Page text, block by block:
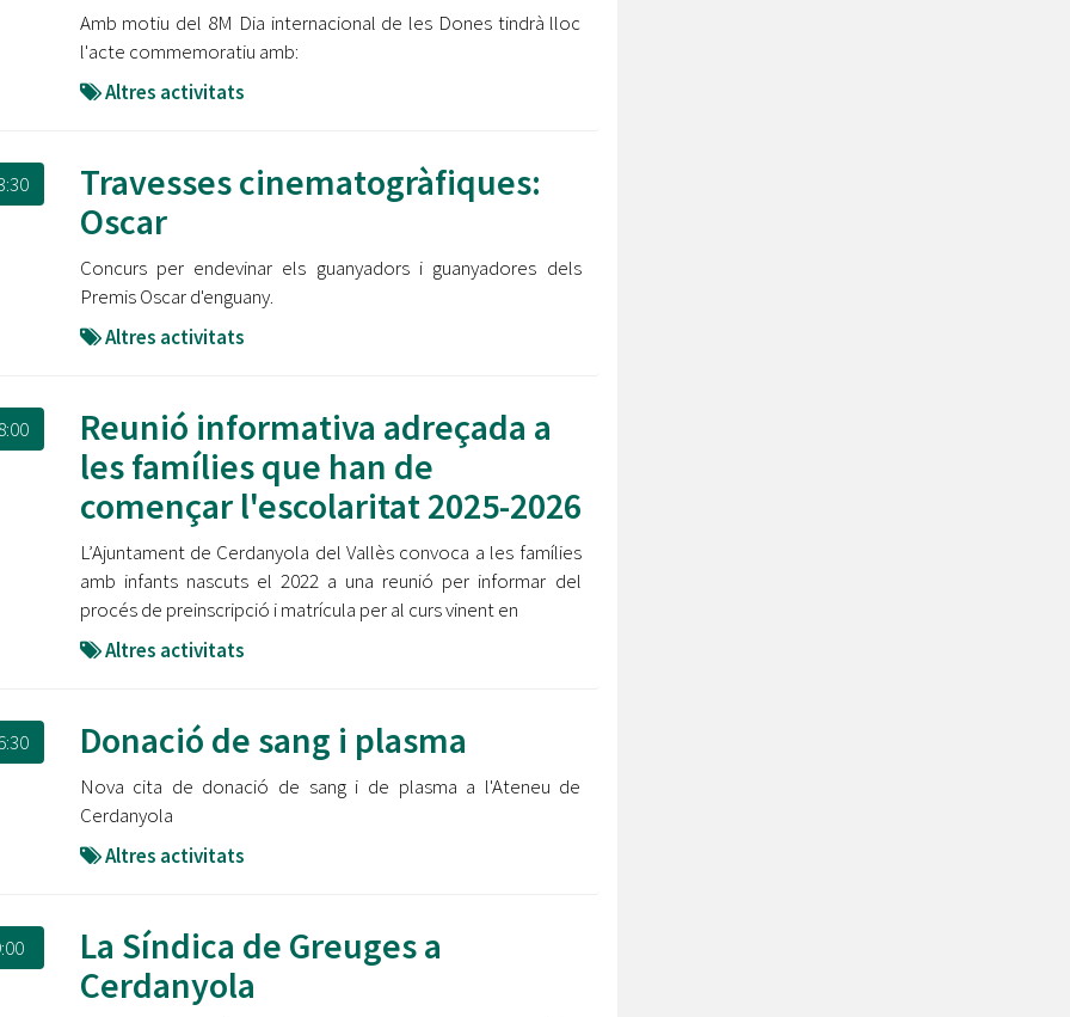
Amb motiu del 8M Dia internacional de les Dones tindrà lloc
l'acte commemoratiu amb:
Altres activitats
Travesses cinematogràfiques:
Oscar
Concurs per endevinar els guanyadors i guanyadores dels
Premis Oscar d'enguany.
Altres activitats
Reunió informativa adreçada a
les famílies que han de
començar l'escolaritat 2025-2026
L’Ajuntament de Cerdanyola del Vallès convoca a les famílies
amb infants nascuts el 2022 a una reunió per informar del
procés de preinscripció i matrícula per al curs vinent en
Altres activitats
Donació de sang i plasma
Nova cita de donació de sang i de plasma a l'Ateneu de
Cerdanyola
Altres activitats
La Síndica de Greuges a
Cerdanyola